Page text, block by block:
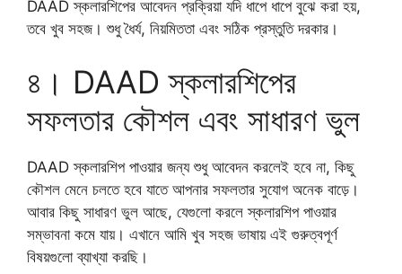
DAAD স্কলারশিপের আবেদন প্রক্রিয়া যদি ধাপে ধাপে বুঝে করা হয়,
তবে খুব সহজ। শুধু ধৈর্য, নিয়মিততা এবং সঠিক প্রস্তুতি দরকার।
৪। DAAD স্কলারশিপের
সফলতার কৌশল এবং সাধারণ ভুল
DAAD স্কলারশিপ পাওয়ার জন্য শুধু আবেদন করলেই হবে না, কিছু
কৌশল মেনে চলতে হবে যাতে আপনার সফলতার সুযোগ অনেক বাড়ে।
আবার কিছু সাধারণ ভুল আছে, যেগুলো করলে স্কলারশিপ পাওয়ার
সম্ভাবনা কমে যায়। এখানে আমি খুব সহজ ভাষায় এই গুরুত্বপূর্ণ
বিষয়গুলো ব্যাখ্যা করছি।